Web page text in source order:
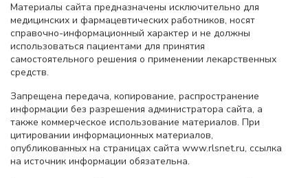
Материалы сайта предназначены исключительно для
медицинских и фармацевтических работников, носят
справочно-информационный характер и не должны
использоваться пациентами для принятия
самостоятельного решения о применении лекарственных
средств.
Запрещена передача, копирование, распространение
информации без разрешения администратора сайта, а
также коммерческое использование материалов. При
цитировании информационных материалов,
опубликованных на страницах сайта www.rlsnet.ru, ссылка
на источник информации обязательна.